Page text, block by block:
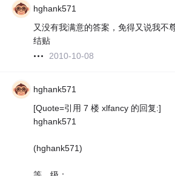
hghank571
又没有我满意的答案，免得又说我不
结贴
2010-10-08
hghank571
[Quote=引用 7 楼 xlfancy 的回复:]
hghank571
(hghank571)